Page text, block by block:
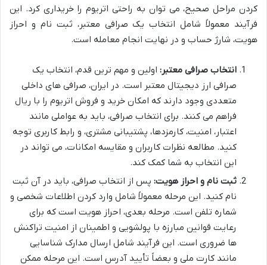
کردن مراحل صحیح، می توان به راحتی اتریوم را خریداری کرد. این
فرآیند معمولاً شامل انتخاب یک صرافی معتبر، ثبت نام و احراز
هویت، شارژ حساب و در نهایت انجام معامله است.
انتخاب صرافی معتبر: اولین و مهم ترین قدم، انتخاب یک
صرافی ارز دیجیتال معتبر است. در ایران، صرافی های داخلی
متعددی وجود دارند که امکان خرید و فروش اتریوم را با ریال
فراهم می کنند. برای انتخاب صرافی، باید به عواملی مانند
اعتبار، امنیت، کارمزدها، پشتیبانی مشتری، و رابط کاربری توجه
کنید. مطالعه نظرات کاربران و مقایسه امکانات، می تواند در
این انتخاب به شما کمک کند.
ثبت نام و احراز هویت: پس از انتخاب صرافی، باید در آن ثبت
نام کنید. این مرحله معمولاً شامل وارد کردن اطلاعات شخصی و
شماره تلفن است. مرحله بعدی، احراز هویت است که برای
رعایت قوانین مبارزه با پولشویی و اطمینان از امنیت تراکنش
ها ضروری است. این فرآیند شامل ارسال مدارک شناسایی
مانند کارت ملی و بعضاً تأیید آدرس است. این مرحله ممکن